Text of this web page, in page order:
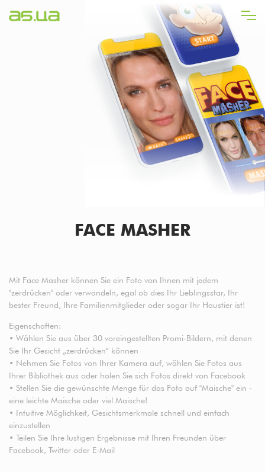
zum
FACE MASHER
Mit Face Masher können Sie ein Foto von Ihnen mit jedem
"zerdrücken" oder verwandeln, egal ob dies Ihr Lieblingsstar, Ihr
bester Freund, Ihre Familienmitglieder oder sogar Ihr Haustier ist!
Eigenschaften:
• Wählen Sie aus über 30 voreingestellten Promi-Bildern, mit denen
Sie Ihr Gesicht „zerdrücken“ können
• Nehmen Sie Fotos von Ihrer Kamera auf, wählen Sie Fotos aus
Ihrer Bibliothek aus oder holen Sie sich Fotos direkt von Facebook
• Stellen Sie die gewünschte Menge für das Foto auf "Maische" ein -
eine leichte Maische oder viel Maische!
• Intuitive Möglichkeit, Gesichtsmerkmale schnell und einfach
einzustellen
• Teilen Sie Ihre lustigen Ergebnisse mit Ihren Freunden über
Facebook, Twitter oder E-Mail